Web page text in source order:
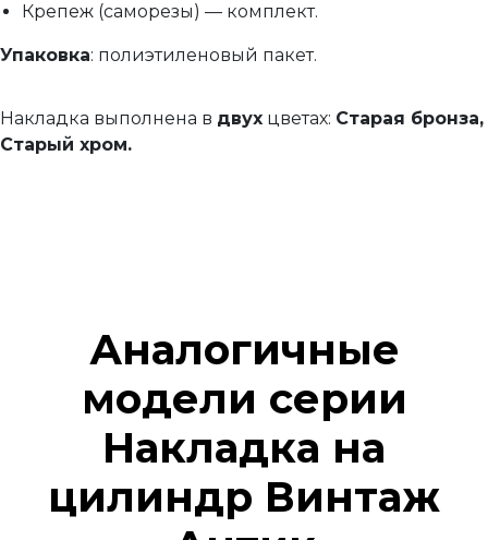
Крепеж (саморезы) — комплект.
Упаковка: полиэтиленовый пакет.
Накладка выполнена в двух цветах: Старая бронза,
Старый хром.
Аналогичные
модели серии
Накладка на
цилиндр Винтаж